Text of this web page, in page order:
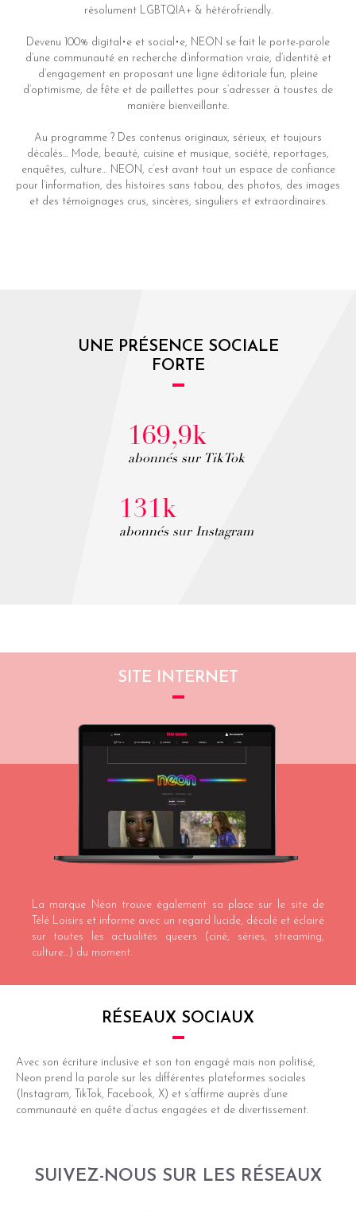
résolument LGBTQIA+ & hétérofriendly.
Devenu 100% digital•e et social•e, NEON se fait le porte-parole
d’une communauté en recherche d’information vraie, d’identité et
d’engagement en proposant une ligne éditoriale fun, pleine
d’optimisme, de fête et de paillettes pour s’adresser à toustes de
manière bienveillante.
Au programme ? Des contenus originaux, sérieux, et toujours
décalés… Mode, beauté, cuisine et musique, société, reportages,
enquêtes, culture… NEON, c’est avant tout un espace de confiance
pour l’information, des histoires sans tabou, des photos, des images
et des témoignages crus, sincères, singuliers et extraordinaires.
UNE PRÉSENCE SOCIALE
FORTE
169,9k
abonnés sur TikTok
131k
abonnés sur Instagram
SITE INTERNET
La marque Néon trouve également sa place sur
le site de
Télé Loisirs et informe avec un regard lucide, décalé et éclairé
sur toutes les actualités queers (ciné, séries, streaming,
culture…) du moment.
RÉSEAUX SOCIAUX
Avec son écriture inclusive et son ton engagé mais non politisé,
Neon prend la parole sur les différentes plateformes sociales
(Instagram, TikTok, Facebook, X) et s’affirme auprès d’une
communauté en quête d’actus engagées et de divertissement.
SUIVEZ-NOUS SUR LES RÉSEAUX